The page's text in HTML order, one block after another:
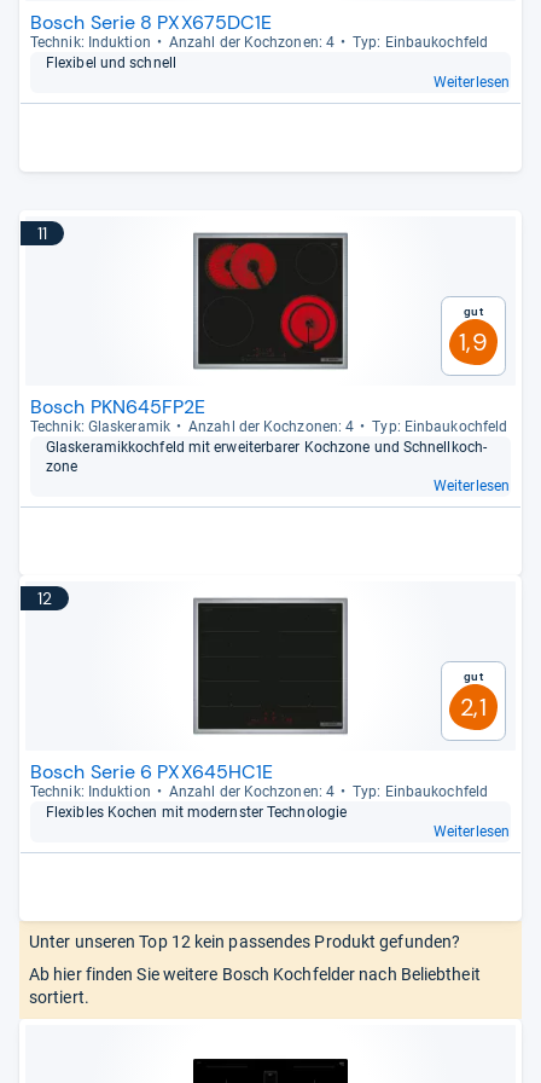
Bosch Serie 8 PXX675DC1E
Tech­nik: Induk­tion Anzahl der Koch­zo­nen: 4
Typ: Ein­bau­koch­feld
Fle­xi­bel und schnell
Weiterlesen
11
Gut
1,9
Bosch PKN645FP2E
Tech­nik: Glas­ke­ra­mik Anzahl der Koch­zo­nen: 4
Typ: Ein­bau­koch­feld
Glas­ke­ra­mik­koch­feld mit erweiter­ba­rer Koch­zone und Schnell­koch­
zone
Weiterlesen
12
Gut
2,1
Bosch Serie 6 PXX645HC1E
Tech­nik: Induk­tion Anzahl der Koch­zo­nen: 4
Typ: Ein­bau­koch­feld
Fle­xibles Kochen mit mod­erns­ter Tech­no­lo­gie
Weiterlesen
Unter unseren Top 12 kein passendes Produkt gefunden?
Ab hier finden Sie weitere Bosch Kochfelder nach Beliebtheit
sortiert.